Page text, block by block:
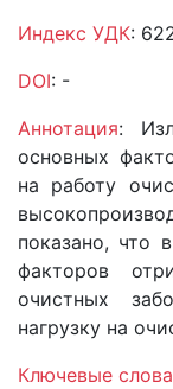
Индекс УДК:
DOI: -
Аннотация:
основных
на работу
показано, что
факторов
очистных
нагрузку на
Ключевые слова